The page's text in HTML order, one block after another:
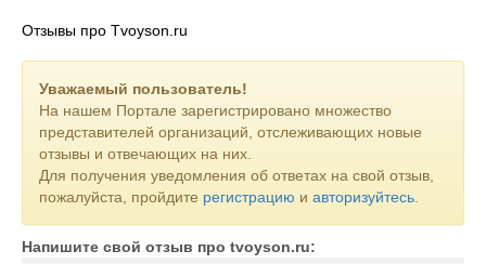
Отзывы про Tvoyson.ru
Уважаемый пользователь!
На нашем Портале зарегистрировано множество
представителей организаций, отслеживающих новые
отзывы и отвечающих на них.
Для получения уведомления об ответах на свой отзыв,
пожалуйста, пройдите регистрацию и авторизуйтесь
Напишите свой отзыв про tvoyson.ru: